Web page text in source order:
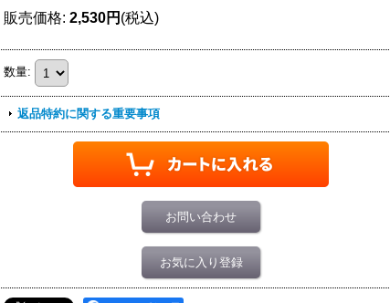
販売価格: 2,530円 (税込)
数量:
返品特約に関する重要事項
お問い合わせ
お気に入り登録